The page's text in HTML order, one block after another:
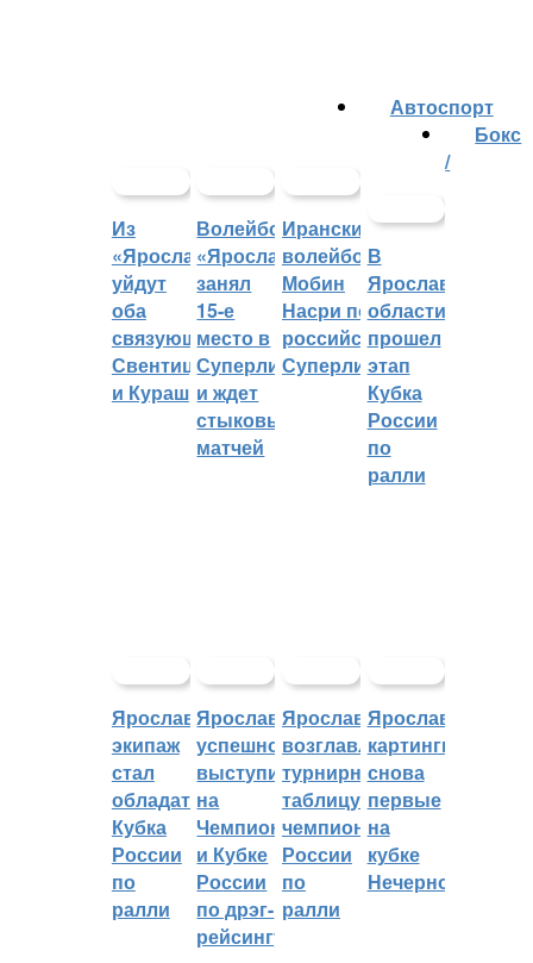
Из
«Ярославича»
уйдут
оба
связующих:
Свентицкис
и Кураш
Волейбольный
«Ярославич»
занял
15-е
место в
Суперлиге
и ждет
стыковых
матчей
Иранский
волейболист
Мобин
Насри покинет
российскую
Суперлигу
Автоспорт
В
Ярославской
области
прошел
этап
Кубка
России
по
ралли
Ярославский
экипаж
стал
обладателем
Кубка
России
по
ралли
Ярославцы
успешно
выступили
на
Чемпионате
и Кубке
России
по дрэг-
рейсингу
Ярославцы
возглавляют
турнирную
таблицу
чемпионата
России
по
ралли
Ярославские
картингисты
снова
первые
на
кубке
Нечерноземья
Бокс
/